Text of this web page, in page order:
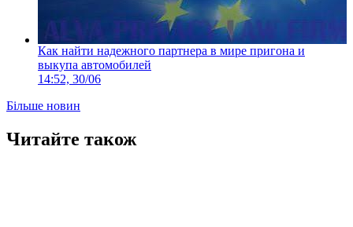
Как найти надежного партнера в мире пригона и
выкупа автомобилей
14:52, 30/06
Більше новин
Читайте також